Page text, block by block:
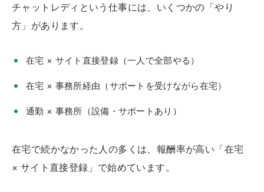
チャットレディという仕事には、いくつかの「やり
方」があります。
在宅 × サイト直接登録（一人で全部やる）
在宅 × 事務所経由（サポートを受けながら在宅）
通勤 × 事務所（設備・サポートあり）
在宅で続かなかった人の多くは、報酬率が高い「在宅
× サイト直接登録」で始めています。